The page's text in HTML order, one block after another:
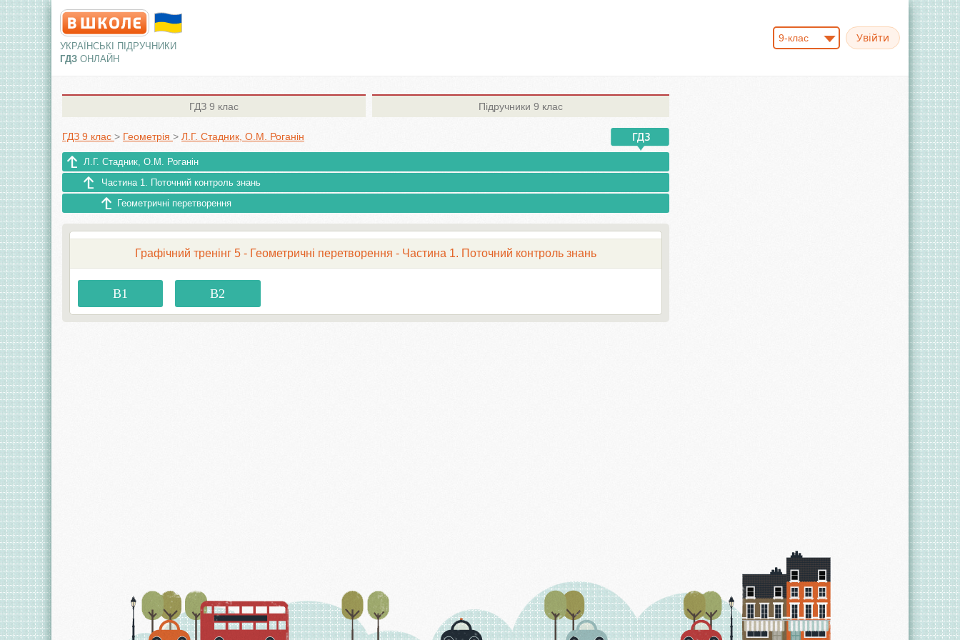
УКРАЇНСЬКІ ПІДРУЧНИКИ
ГДЗ ОНЛАЙН
9-клас
ГДЗ 9 клас Підручники 9 клас
ГДЗ 9 клас > Геометрія > Л.Г. Стадник, О.М. Роганін
Л.Г. Стадник, О.М. Роганін
Частина 1. Поточний контроль знань
Геометричні перетворення
Графічний тренінг 5 - Геометричні перетворення - Частина 1. Поточний контроль знань
В1 В2